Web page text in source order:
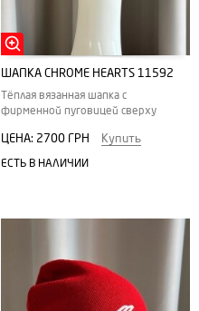
ШАПКА CHROME HEARTS 11592
Тёплая вязанная шапка с
фирменной пуговицей сверху
ЦЕНА: 2700 ГРН Купить
ЕСТЬ В НАЛИЧИИ